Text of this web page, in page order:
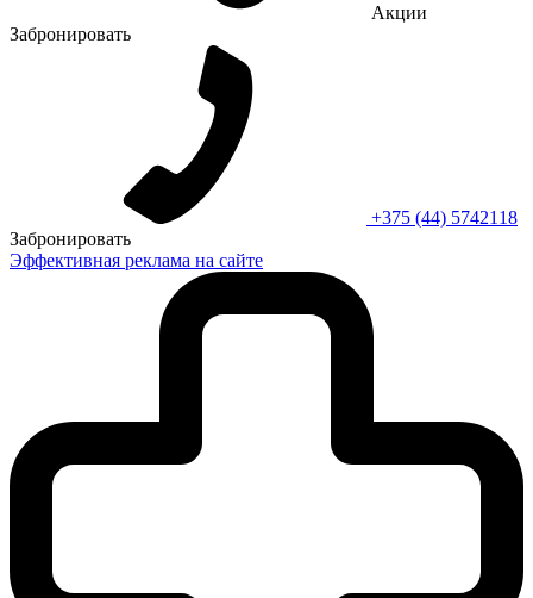
Акции
Забронировать
+375 (44) 5742118
Забронировать
Эффективная реклама на сайте